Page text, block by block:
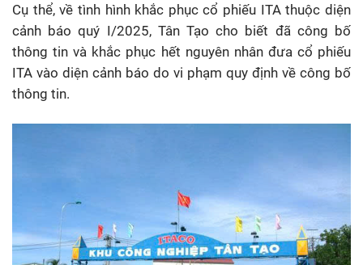
Cụ thể, về tình hình khắc phục cổ phiếu ITA thuộc diện
cảnh báo quý I/2025, Tân Tạo cho biết đã công bố
thông tin và khắc phục hết nguyên nhân đưa cổ phiếu
ITA vào diện cảnh báo do vi phạm quy định về công bố
thông tin.